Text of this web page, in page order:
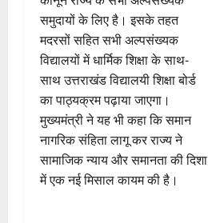
समुदायों के लिए है। इसके तहत
मदरसों सहित सभी अल्पसंख्यक
विद्यालयों में धार्मिक शिक्षा के साथ-
साथ उत्तराखंड विद्यालयी शिक्षा बोर्ड
का पाठ्यक्रम पढ़ाया जाएगा।
मुख्यमंत्री ने यह भी कहा कि समान
नागरिक संहिता लागू कर राज्य ने
सामाजिक न्याय और समानता की दिशा
में एक नई मिसाल कायम की है।